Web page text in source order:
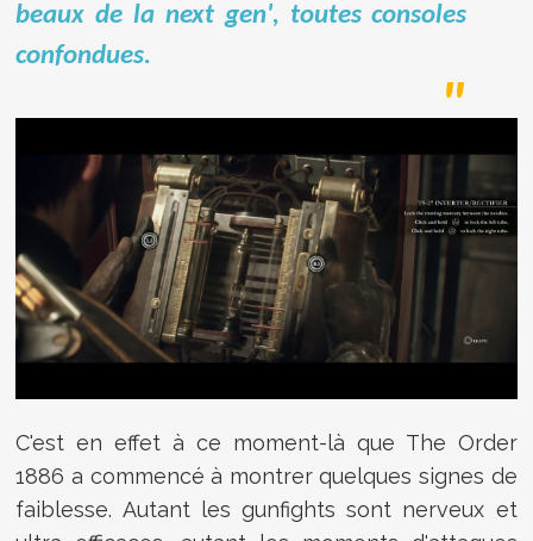
beaux de la next gen', toutes consoles
confondues.
C'est en effet à ce moment-là que The Order
1886 a commencé à montrer quelques signes de
faiblesse. Autant les gunfights sont nerveux et